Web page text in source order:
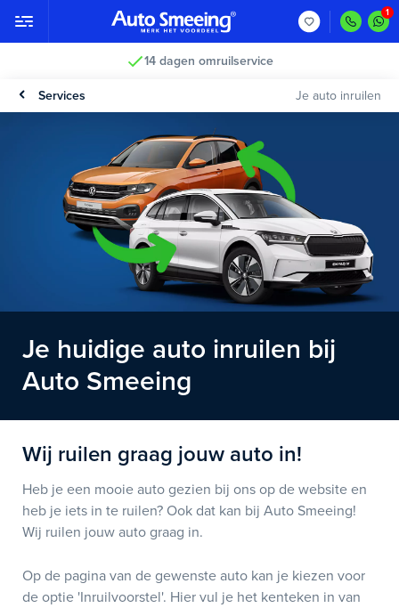
14 dagen omruilservice
Services Je auto inruilen
Je huidige auto inruilen bij
Auto Smeeing
Wij ruilen graag jouw auto in!
Heb je een mooie auto gezien bij ons op de website en
heb je iets in te ruilen? Ook dat kan bij Auto Smeeing!
Wij ruilen jouw auto graag in.
Op de pagina van de gewenste auto kan je kiezen voor
de optie 'Inruilvoorstel'. Hier vul je het kenteken in van